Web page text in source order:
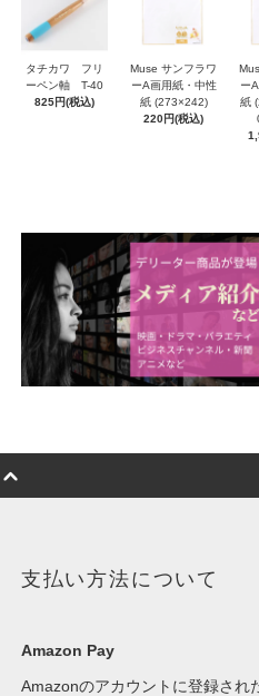
タチカワ フリ
ーペン軸 T-40
825円(税込)
Muse サンフラワ
ーA画用紙・中性
紙 (273×242)
220円(税込)
ー
紙
支払い方法について
Amazon Pay
Amazonのアカウントに登録され